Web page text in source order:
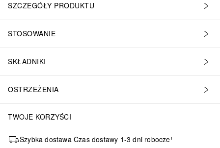
SZCZEGÓŁY PRODUKTU
STOSOWANIE
SKŁADNIKI
OSTRZEŻENIA
TWOJE KORZYŚCI
Szybka dostawa Czas dostawy 1-3 dni robocze¹